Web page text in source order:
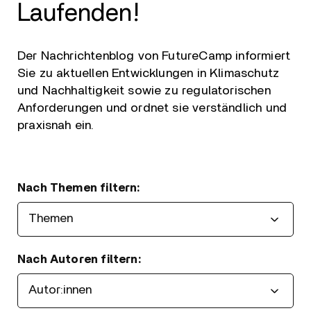
Laufenden!
Der Nachrichtenblog von FutureCamp informiert
Sie zu aktuellen Entwicklungen in Klimaschutz
und Nachhaltigkeit sowie zu regulatorischen
Anforderungen und ordnet sie verständlich und
praxisnah ein.
Nach Themen filtern:
Nach Autoren filtern: